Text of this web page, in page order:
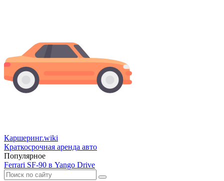
Каршеринг.wiki
Краткосрочная аренда авто
Популярное
Ferrari SF-90 в Yango Drive